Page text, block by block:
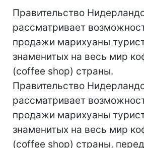
Правительство
рассматривает
продажи марихуаны
знаменитых на весь мир
(coffee shop) страны.
Правительство
рассматривает
продажи марихуаны
знаменитых на весь мир
(coffee shop) страны,